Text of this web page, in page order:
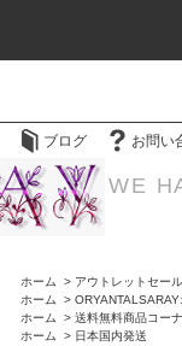
ブログ お問い
WE
ホーム > アウトレットセー
ホーム
>
ホーム
> 送料無料商品コー
ホーム
> 日本国内発送